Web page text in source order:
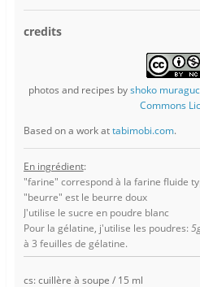
credits
photos and recipes byshoko
Commons
Based on a work attabimobi.com.
En ingrédient:
"farine" correspond à la farine fluide
"beurre" est le beurre doux
J'utilise le sucre en poudre blanc
Pour la gélatine, j'utilise les poudres:
à 3 feuilles de gélatine.
cs: cuillère à soupe / 15 ml